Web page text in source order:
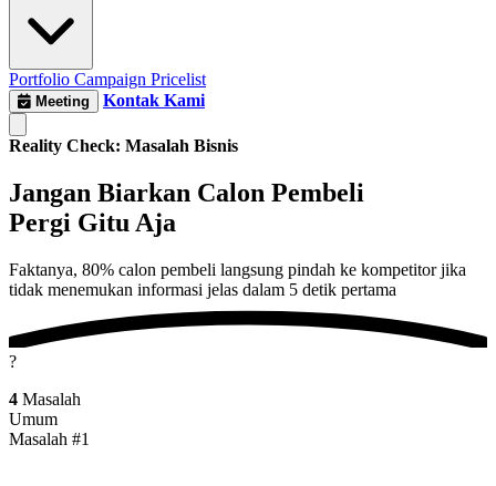
Portfolio Campaign Pricelist
Meeting Kontak Kami
Reality Check: Masalah Bisnis
Jangan Biarkan Calon Pembeli
Pergi Gitu Aja
Faktanya, 80% calon pembeli langsung pindah ke kompetitor jika
tidak menemukan informasi jelas dalam 5 detik pertama
?
4 Masalah
Umum
Masalah #1